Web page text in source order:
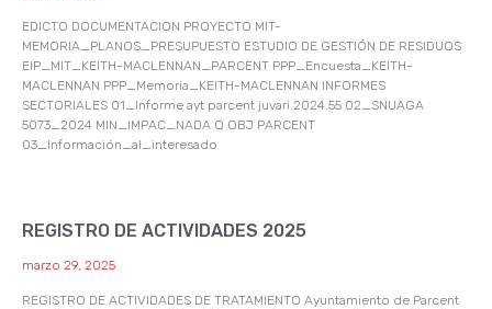
EDICTO DOCUMENTACION PROYECTO MIT-
MEMORIA_PLANOS_PRESUPUESTO ESTUDIO DE GESTIÓN DE RESIDUOS
EIP_MIT_KEITH-MACLENNAN_PARCENT PPP_Encuesta_KEITH-
MACLENNAN PPP_Memoria_KEITH-MACLENNAN INFORMES
SECTORIALES 01_Informe ayt parcent juvari.2024.55 02_SNUAGA
5073_2024 MIN_IMPAC_NADA Q OBJ PARCENT
03_Información_al_interesado
REGISTRO DE ACTIVIDADES 2025
marzo 29, 2025
REGISTRO DE ACTIVIDADES DE TRATAMIENTO Ayuntamiento de Parcent